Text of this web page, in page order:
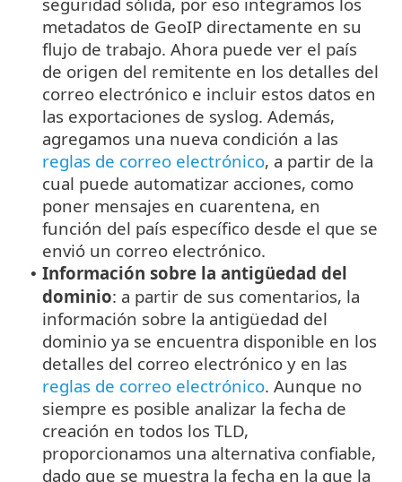
metadatos de GeoIP directamente en su
flujo de trabajo. Ahora puede ver el país
de origen del remitente en los detalles del
correo electrónico e incluir estos datos en
las exportaciones de syslog. Además,
agregamos una nueva condición a las
reglas de correo electrónico, a partir de la
cual puede automatizar acciones, como
poner mensajes en cuarentena, en
función del país específico desde el que se
envió un correo electrónico.
• Información sobre la antigüedad del
dominio: a partir de sus comentarios, la
información sobre la antigüedad del
dominio ya se encuentra disponible en los
detalles del correo electrónico y en las
reglas de correo electrónico. Aunque no
siempre es posible analizar la fecha de
creación en todos los TLD,
proporcionamos una alternativa confiable,
dado que se muestra la fecha en la que la